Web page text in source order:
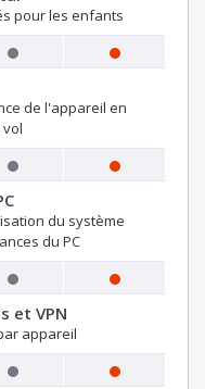
pour les enfants
de l'appareil en
du système
du PC
et VPN
appareil